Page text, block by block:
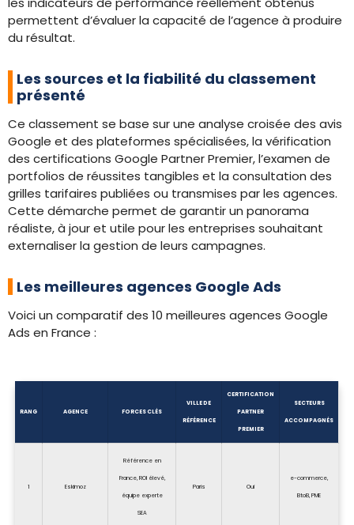
permettent d’évaluer la capacité de l’agence à produire
du résultat.
Les sources et la fiabilité du classement
présenté
Ce classement se base sur une analyse croisée des avis
Google et des plateformes spécialisées, la vérification
des certifications Google Partner Premier, l’examen de
portfolios de réussites tangibles et la consultation des
grilles tarifaires publiées ou transmises par les agences.
Cette démarche permet de garantir un panorama
réaliste, à jour et utile pour les entreprises souhaitant
externaliser la gestion de leurs campagnes.
Les meilleures agences Google Ads
Voici un comparatif des 10 meilleures agences Google
Ads en France :
RANG AGENCE FORCES CLÉS
VILLE DE
RÉFÉRENCE
CERTIFICATION
PARTNER
PREMIER
SECTEURS
ACCOMPAGNÉS
1 Eskimoz
Référence en
France, ROI élevé,
équipe experte
SEA
Paris Oui
e-commerce,
BtoB, PME